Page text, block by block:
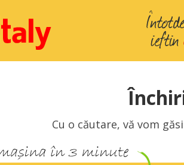
Cu o căutare, vă vom